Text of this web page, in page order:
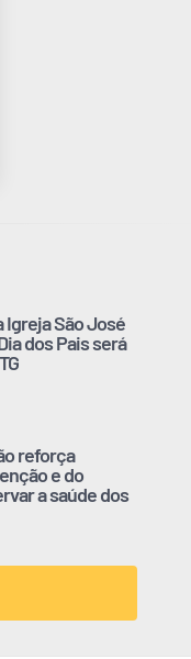
Igreja São José
dos Pais será
reforça
e do
a saúde dos